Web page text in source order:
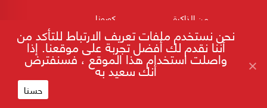
من الذاكرة
كورونا
نحن نستخدم ملفات تعريف الارتباط للتأكد من
أننا نقدم لك أفضل تجربة على موقعنا. إذا
واصلت استخدام هذا الموقع ، فسنفترض
أنك سعيد به
حسنا